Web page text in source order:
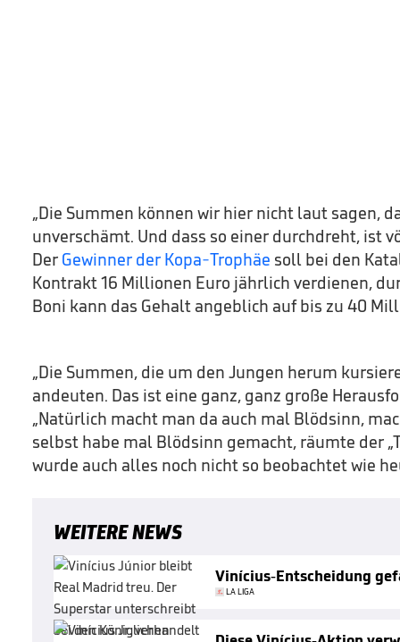
„Die Summen können wir hier nicht laut sagen,
unverschämt. Und dass so einer durchdreht, ist
Der Gewinner der Kopa-Trophäe soll bei den
Kontrakt 16 Millionen Euro jährlich verdienen,
Boni kann das Gehalt angeblich auf bis zu 40
„Die Summen, die um den Jungen herum
andeuten. Das ist eine ganz, ganz große
„Natürlich macht man da auch mal Blödsinn,
selbst habe mal Blödsinn gemacht, räumte der
wurde auch alles noch nicht so beobachtet wie
WEITERE NEWS
Vinícius-Entscheidung
LA LIGA